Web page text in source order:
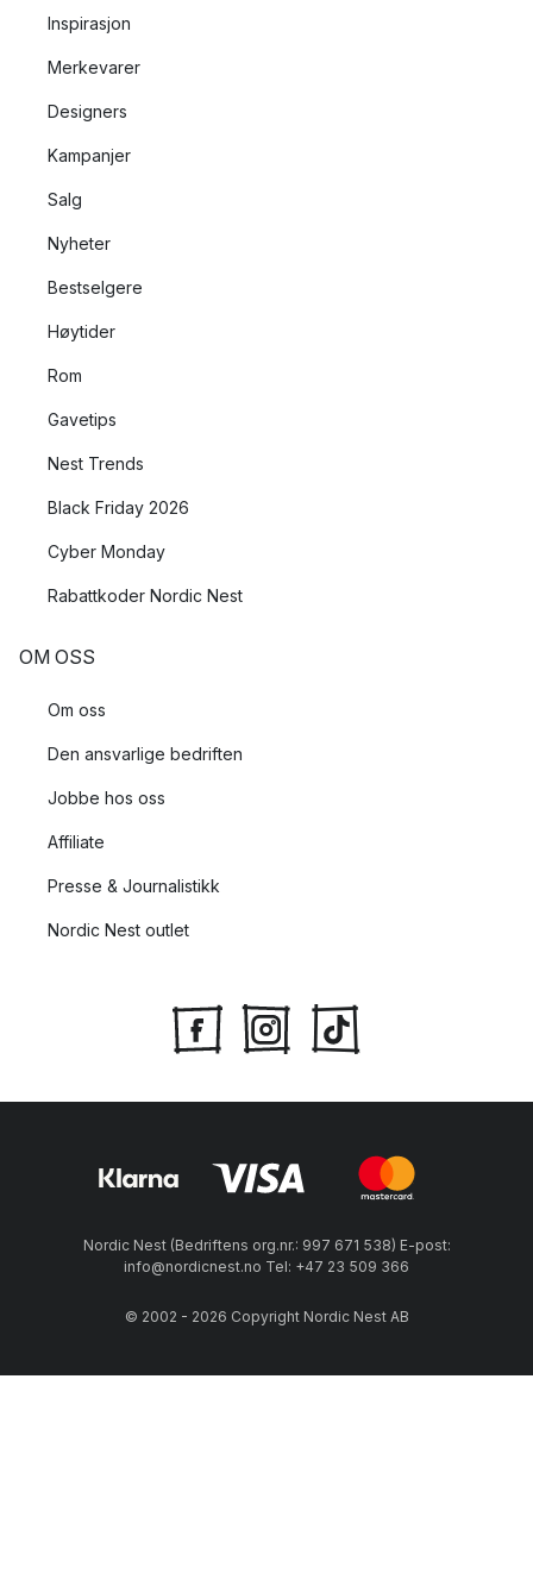
Inspirasjon
Merkevarer
Designers
Kampanjer
Salg
Nyheter
Bestselgere
Høytider
Rom
Gavetips
Nest Trends
Black Friday 2026
Cyber Monday
Rabattkoder Nordic Nest
OM OSS
Om oss
Den ansvarlige bedriften
Jobbe hos oss
Affiliate
Presse & Journalistikk
Nordic Nest outlet
Nordic Nest (Bedriftens org.nr.: 997 671 538) E-post:
info@nordicnest.no Tel: +47 23 509 366
© 2002 - 2026 Copyright Nordic Nest AB